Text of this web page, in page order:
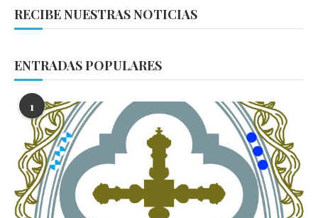
RECIBE NUESTRAS NOTICIAS
ENTRADAS POPULARES
1